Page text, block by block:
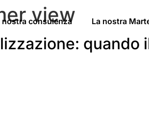
nostra consulenza La nostra
view
quando